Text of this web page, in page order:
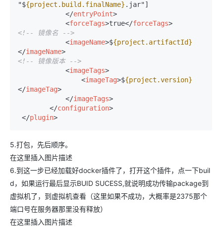
"${project.build.finalName} .jar"]
</entryPoint>
<forceTags>true</forceTags>
<!-- 镜像名 -->
<imageName>${project.artifactId}
</imageName>
<!-- 镜像版本 -->
<imageTags>
<imageTag>${project.version}
</imageTag>
</imageTags>
</configuration>
</plugin>
5.打包，先后顺序。
在这里插入图片描述
6.到这一步已经加载好docker插件了，打开这个插件，点一下buil
d，如果运行最后显示BUID SUCESS,就说明成功传输package到
虚拟机了，到虚拟机查看（这里如果不成功，大概率是2375那个
端口号在服务器那里没有释放）
在这里插入图片描述